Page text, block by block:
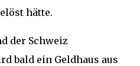
hätte.
der Schweiz
bald ein Geldhaus aus